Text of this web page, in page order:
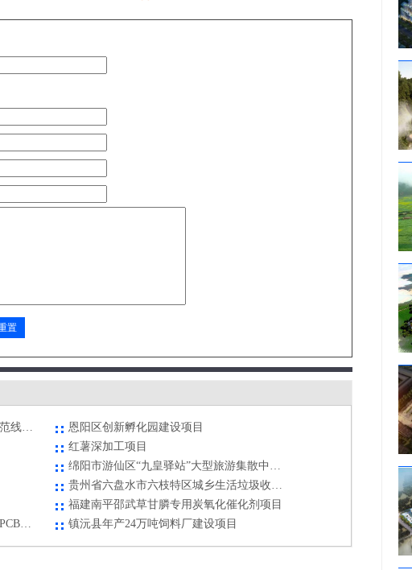
聚氯乙烯项目
四川富顺县有机肥生产及示范基地建设项目
云南省楚雄州楚雄市现代有轨电车示范线工程项目
恩阳区创新孵化园建设项目
红薯深加工项目
绵阳市游仙区“九皇驿站”大型旅游集散中心项目
贵州省六盘水市六枝特区城乡生活垃圾收运处置项目简介
福建南平邵武草甘膦专用炭氧化催化剂项目
河南许昌市中原电气谷智能手机主板PCBA生产基地项目
镇沅县年产24万吨饲料厂建设项目
智能终端制造项目